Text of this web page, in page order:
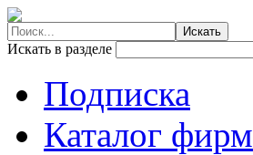
Искать в разделе
Подписка
Каталог фирм